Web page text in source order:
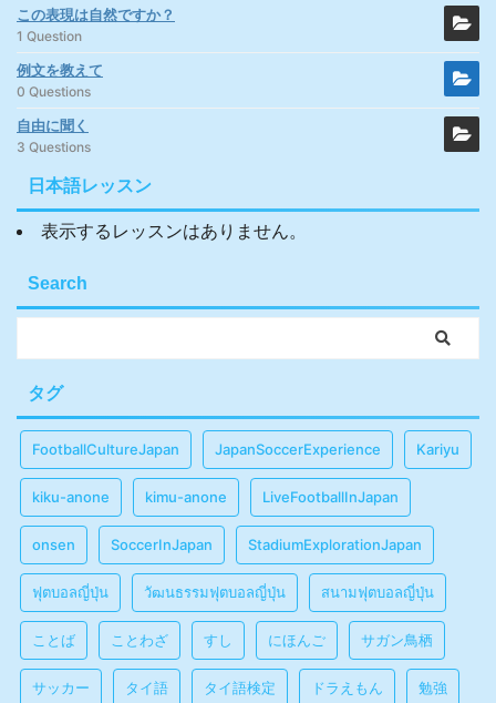
この表現は自然ですか？
1 Question
例文を教えて
0 Questions
自由に聞く
3 Questions
日本語レッスン
表示するレッスンはありません。
Search
タグ
FootballCultureJapan JapanSoccerExperience Kariyu
kiku-anone kimu-anone LiveFootballInJapan
onsen SoccerInJapan StadiumExplorationJapan
ฟุตบอลญี่ปุ่น วัฒนธรรมฟุตบอลญี่ปุ่น สนามฟุตบอลญี่ปุ่น
ことば ことわざ すし にほんご サガン鳥栖
サッカー タイ語 タイ語検定 ドラえもん 勉強